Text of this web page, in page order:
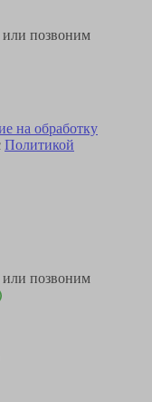
позвоним
на обработку
Политикой
позвоним